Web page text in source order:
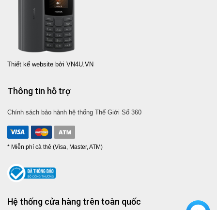
Thiết kế website bởi VN4U.VN
Thông tin hỗ trợ
Chính sách bảo hành hệ thống Thế Giới Số 360
* Miễn phí cà thẻ (Visa, Master, ATM)
Hệ thống cửa hàng trên toàn quốc